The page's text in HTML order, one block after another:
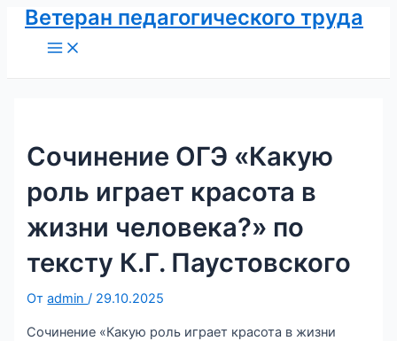
Перейти
Ветеран педагогического труда
Main
Menu
Сочинение ОГЭ «Какую
роль играет красота в
жизни человека?» по
тексту К.Г. Паустовского
Отadmin/ 29.10.2025
Сочинение «Какую роль играет красота в жизни